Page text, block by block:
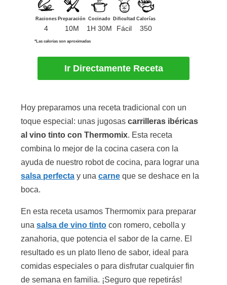
Raciones
4
Preparación
10M
Cocinado
1H 30M
Dificultad
Fácil
Calorías
350
*Las calorías son aproximadas
Ir Directamente Receta
Hoy preparamos una receta tradicional con un
toque especial: unas jugosas carrilleras ibéricas
al vino tinto con Thermomix. Esta receta
combina lo mejor de la cocina casera con la
ayuda de nuestro robot de cocina, para lograr una
salsa perfecta y una carne que se deshace en la
boca.
En esta receta usamos Thermomix para preparar
una salsa de vino tinto con romero, cebolla y
zanahoria, que potencia el sabor de la carne. El
resultado es un plato lleno de sabor, ideal para
comidas especiales o para disfrutar cualquier fin
de semana en familia. ¡Seguro que repetirás!